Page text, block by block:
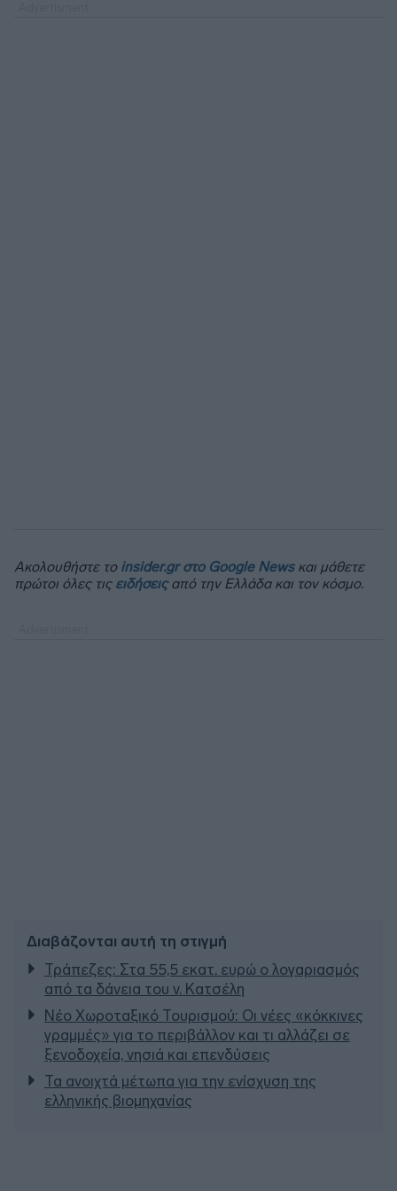
Ακολουθήστε το insider.gr στο Google Newsκαι μάθετε
πρώτοι όλες τις ειδήσειςαπό την Ελλάδα και τον κόσμο.
Διαβάζονται αυτή τη στιγμή
Τράπεζες: Στα 55,5 εκατ. ευρώ ο λογαριασμός
από τα δάνεια του ν. Κατσέλη
Νέο Χωροταξικό Τουρισμού: Οι νέες «κόκκινες
γραμμές» για το περιβάλλον και τι αλλάζει σε
ξενοδοχεία, νησιά και επενδύσεις
Τα ανοιχτά μέτωπα για την ενίσχυση της
ελληνικής βιομηχανίας